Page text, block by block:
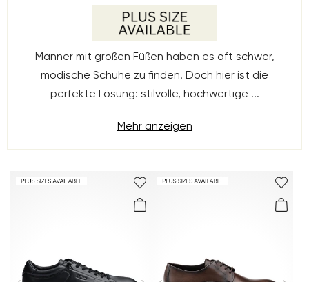
Männer mit großen Füßen haben es oft schwer,
modische Schuhe zu finden. Doch hier ist die
perfekte Lösung: stilvolle, hochwertige ...
Mehr anzeigen